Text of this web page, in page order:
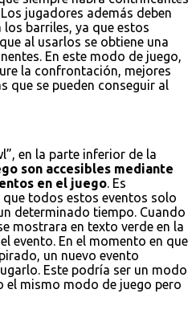
jugadores además deben
barriles, ya que estos
al usarlos se obtiene una
En este modo de juego,
la confrontación, mejores
que se pueden conseguir al
en la parte inferior de la
son accesibles mediante
en el juego. Es
todos estos eventos solo
determinado tiempo. Cuando
mostrara en texto verde en la
evento. En el momento en que
un nuevo evento
Este podría ser un modo
el mismo modo de juego pero